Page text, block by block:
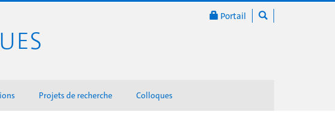
Portail
Projets de recherche Colloques